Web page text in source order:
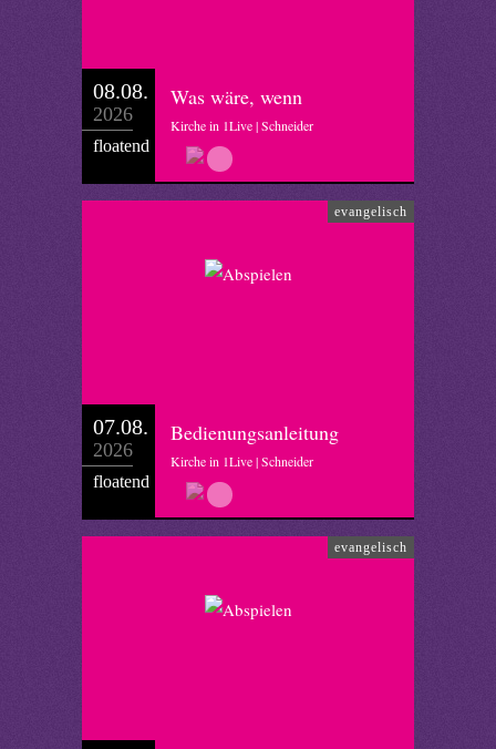
08.08.
2026
floatend
Was wäre, wenn
Kirche in 1Live | Schneider
evangelisch
07.08.
2026
floatend
Bedienungsanleitung
Kirche in 1Live | Schneider
evangelisch